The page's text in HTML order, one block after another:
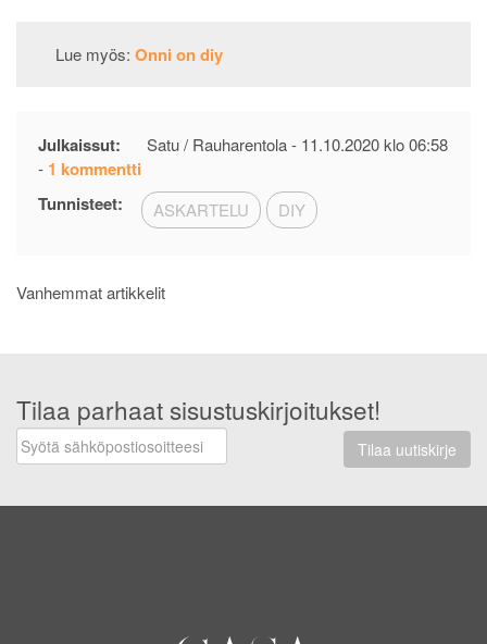
Lue myös: Onni on diy
Julkaissut: Satu / Rauharentola - 11.10.2020 klo 06:58
- 1 kommentti
Moderni
seinävaatekurssi
Tunnisteet: ASKARTELU DIY
Artikkelien
Vanhemmat artikkelit
Tilaa parhaat sisustuskirjoitukset!
Tilaa uutiskirje